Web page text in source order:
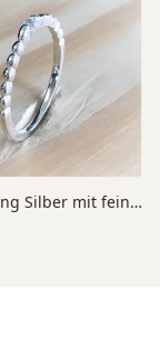
Knöchel-Ring Silber mit feinem Zirkonia